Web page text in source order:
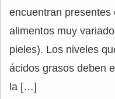
encuentran
alimentos muy
pieles). Los niveles
ácidos grasos deben
la […]